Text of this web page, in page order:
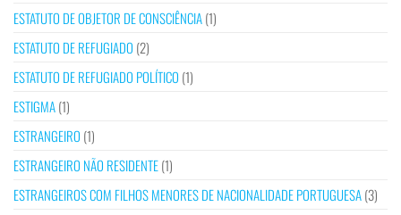
ESTATUTO DE OBJETOR DE CONSCIÊNCIA(1)
ESTATUTO DE REFUGIADO (2)
ESTATUTO DE REFUGIADO POLÍTICO (1)
ESTIGMA(1)
ESTRANGEIRO (1)
ESTRANGEIRO NÃO RESIDENTE(1)
ESTRANGEIROS COM FILHOS MENORES DE NACIONALIDADE PORTUGUESA(3)